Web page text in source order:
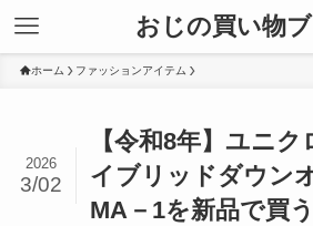
おじの買い物
ホーム ファッションアイテム
【令和8年】ユニ
イブリッドダウン
MA－1を新品で買
2026
3/02